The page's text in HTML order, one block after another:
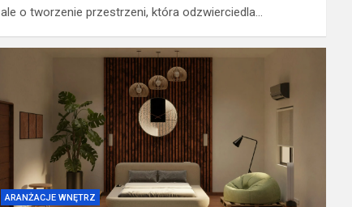
ale o tworzenie przestrzeni, która odzwierciedla…
ARANŻACJE WNĘTRZ